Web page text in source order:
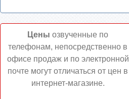
Цены озвученные по
телефонам, непосредственно в
офисе продаж и по электронной
почте могут отличаться от цен в
интернет-магазине.